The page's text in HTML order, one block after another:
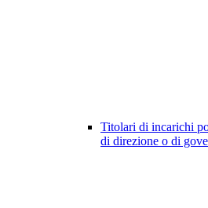
Titolari di incarichi
di direzione o di